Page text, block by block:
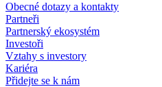
Obecné dotazy a kontakty
Partneři
Partnerský ekosystém
Investoři
Vztahy s investory
Kariéra
Přidejte se k nám